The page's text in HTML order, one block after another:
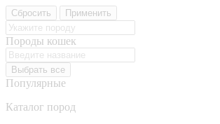
Сбросить Применить
Породы кошек
Выбрать все
Популярные
Каталог пород